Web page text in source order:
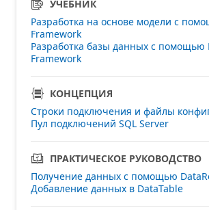
УЧЕБНИК
Разработка на основе модели с
Framework
Разработка базы данных с помощью
Framework
КОНЦЕПЦИЯ
Строки подключения и файлы
Пул подключений SQL Server
ПРАКТИЧЕСКОЕ РУКОВОДСТВО
Получение данных с помощью
Добавление данных в DataTable